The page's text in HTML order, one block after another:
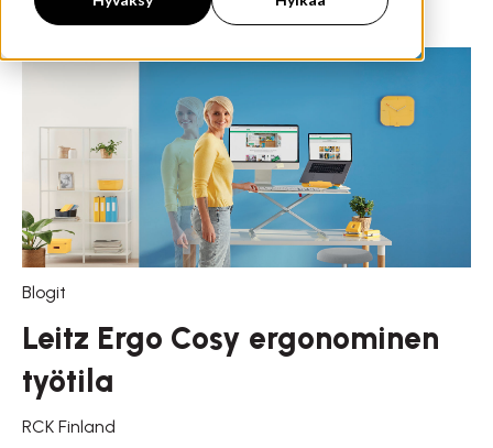
Blogit
Leitz Ergo Cosy ergonominen
työtila
RCK Finland